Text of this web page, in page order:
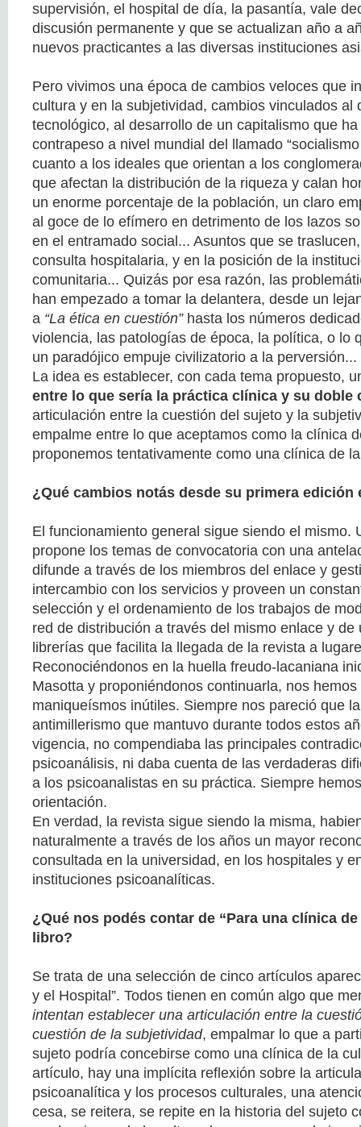
supervisión, el hospital de día, la pasantía, vale
discusión permanente y que se actualizan año a
nuevos practicantes a las diversas instituciones
Pero vivimos una época de cambios veloces que
cultura y en la subjetividad, cambios vinculados al
tecnológico, al desarrollo de un capitalismo que
contrapeso a nivel mundial del llamado
cuanto a los ideales que orientan a los
que afectan la distribución de la riqueza y calan
un enorme porcentaje de la población, un claro
al goce de lo efímero en detrimento de los lazos
en el entramado social... Asuntos que se
consulta hospitalaria, y en la posición de la
comunitaria... Quizás por esa razón, las
han empezado a tomar la delantera, desde un
a “La ética en cuestión”hasta los números
violencia, las patologías de época, la política, o lo
un paradójico empuje civilizatorio a la perversión...
La idea es establecer, con cada tema propuesto,
entre lo que sería la práctica clínica y su doble
articulación entre la cuestión del sujeto y la
empalme entre lo que aceptamos como la clínica
proponemos tentativamente como una clínica de
¿Qué cambios notás desde su primera edición
El funcionamiento general sigue siendo el mismo.
propone los temas de convocatoria con una
difunde a través de los miembros del enlace y
intercambio con los servicios y proveen un
selección y el ordenamiento de los trabajos de
red de distribución a través del mismo enlace y de
librerías que facilita la llegada de la revista a
Reconociéndonos en la huella freudo-lacaniana
Masotta y proponiéndonos continuarla, nos
maniqueísmos inútiles. Siempre nos pareció que
antimillerismo que mantuvo durante todos estos
vigencia, no compendiaba las principales
psicoanálisis, ni daba cuenta de las verdaderas
a los psicoanalistas en su práctica. Siempre
orientación.
En verdad, la revista sigue siendo la misma,
naturalmente a través de los años un mayor
consultada en la universidad, en los hospitales y
instituciones psicoanalíticas.
¿Qué nos podés contar de “Para una clínica
libro?
Se trata de una selección de cinco artículos
y el Hospital”. Todos tienen en común algo que
intentan establecer una articulación entre la
cuestión de la subjetividad, empalmar lo que a
sujeto podría concebirse como una clínica de la
artículo, hay una implícita reflexión sobre la
psicoanalítica y los procesos culturales, una
cesa, se reitera, se repite en la historia del sujeto